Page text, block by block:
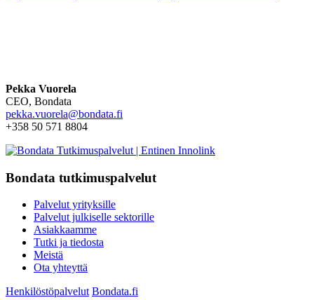
Pekka Vuorela
CEO, Bondata
pekka.vuorela@bondata.fi
+358 50 571 8804
Bondata tutkimuspalvelut
Palvelut yrityksille
Palvelut julkiselle sektorille
Asiakkaamme
Tutki ja tiedosta
Meistä
Ota yhteyttä
Henkilöstöpalvelut Bondata.fi